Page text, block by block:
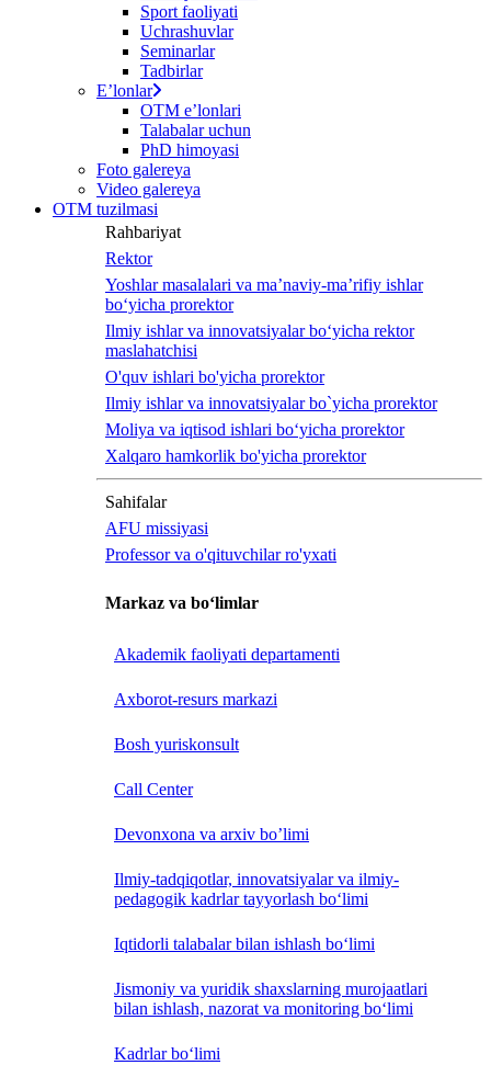
content.
Sport faoliyati
Uchrashuvlar
Seminarlar
Tadbirlar
Eʼlonlar
OTM eʼlonlari
Talabalar uchun
PhD himoyasi
Foto galereya
Video galereya
OTM tuzilmasi
Rahbariyat
Rektor
Yoshlar masalalari va ma’naviy-ma’rifiy ishlar
bo‘yicha prorektor
Ilmiy ishlar va innovatsiyalar bo‘yicha rektor
maslahatchisi
O'quv ishlari bo'yicha prorektor
Ilmiy ishlar va innovatsiyalar bo`yicha prorektor
Moliya va iqtisod ishlari bo‘yicha prorektor
Xalqaro hamkorlik bo'yicha prorektor
Sahifalar
AFU missiyasi
Professor va o'qituvchilar ro'yxati
Markaz va bo‘limlar
Akademik faoliyati departamenti
Axborot-resurs markazi
Bosh yuriskonsult
Call Center
Devonxona va arxiv bo’limi
Ilmiy-tadqiqotlar, innovatsiyalar va ilmiy-
pedagogik kadrlar tayyorlash bo‘limi
Iqtidorli talabalar bilan ishlash bo‘limi
Jismoniy va yuridik shaxslarning murojaatlari
bilan ishlash, nazorat va monitoring bo‘limi
Kadrlar bo‘limi